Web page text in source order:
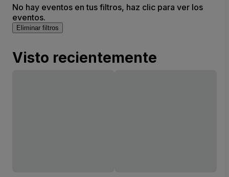
No hay eventos en tus filtros, haz clic para ver los
eventos.
Eliminar filtros
Visto recientemente